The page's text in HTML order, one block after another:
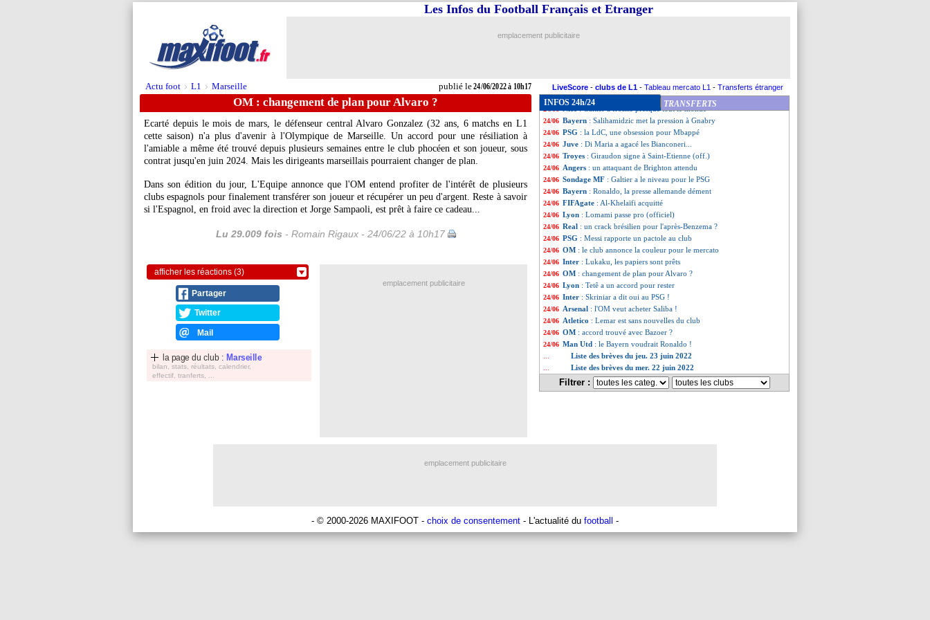
Actu foot > L1 > Marseille publié le24/06/2022 à 10h17
Les Infos du Football Français et Etranger
emplacement publicitaire
LiveScore - clubs de L1 - Tableau mercato L1 - Transferts étranger
OM : changement de plan pour Alvaro ?
Ecarté depuis le mois de mars, le défenseur central Alvaro Gonzalez (32 ans, 6 matchs en L1
cette saison) n'a plus d'avenir à l'Olympique de Marseille. Un accord pour une résiliation à
l'amiable a même été trouvé depuis plusieurs semaines entre le club phocéen et son joueur, sous
contrat jusqu'en juin 2024. Mais les dirigeants marseillais pourraient changer de plan.
Dans son édition du jour, L'Equipe annonce que l'OM entend profiter de l'intérêt de plusieurs
clubs espagnols pour finalement transférer son joueur et récupérer un peu d'argent. Reste à savoir
si l'Espagnol, en froid avec la direction et Jorge Sampaoli, est prêt à faire ce cadeau...
Lu 29.009 fois - Romain Rigaux - 24/06/22 à 10h17
afficher les réactions (3)
Partager
Twitter
Mail
la page du club : Marseille
bilan, stats, réultats, calendrier,
effectif, tranferts, ...
INFOS 24h/24 TRANSFERTS
24/06 Chelsea: 6 renforts promis à Tuchel
24/06 Juve: De Ligt voudrait signer en Angleterre
24/06 Lorient
24/06 Bordeaux: le club joue son avenir le 5 juillet
24/06 OM: le contrat d'Alvaro bien résilié ?
: Galtier a froissé presque tout le monde
24/06 Bayern : Salihamidzic met la pression à Gnabry
24/06 PSG : la LdC, une obsession pour Mbappé
24/06 Juve : Di Maria a agacé les Bianconeri...
24/06 Troyes : Giraudon signe à Saint-Etienne (off.)
24/06 Angers : un attaquant de Brighton attendu
24/06 Sondage MF : Galtier a le niveau pour le PSG
24/06 Bayern : Ronaldo, la presse allemande dément
24/06 FIFAgate : Al-Khelaïfi acquitté
24/06 Lyon : Lomami passe pro (officiel)
24/06 Real : un crack brésilien pour l'après-Benzema ?
24/06 PSG : Messi rapporte un pactole au club
24/06 OM : le club annonce la couleur pour le mercato
24/06 Inter : Lukaku, les papiers sont prêts
24/06 OM : changement de plan pour Alvaro ?
24/06 Lyon : Tetê a un accord pour rester
24/06 Inter : Skriniar a dit oui au PSG !
24/06 Arsenal : l'OM veut acheter Saliba !
24/06 Atletico : Lemar est sans nouvelles du club
24/06 OM : accord trouvé avec Bazoer ?
24/06 Man Utd : le Bayern voudrait Ronaldo !
Liste des brèves du jeu. 23 juin 2022
Liste des brèves du mer. 22 juin 2022
Filtrer :
emplacement publicitaire
emplacement publicitaire
- © 2000-2026 MAXIFOOT - choix de consentement - L'actualité du football -